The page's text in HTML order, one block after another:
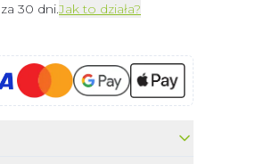
30 dni.Jak to działa?